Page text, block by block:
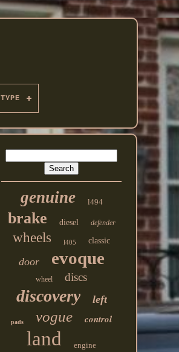
TYPE
genuine l494
brake diesel defender
wheels l405 classic
door evoque
wheel discs
discovery left
pads vogue control
land engine